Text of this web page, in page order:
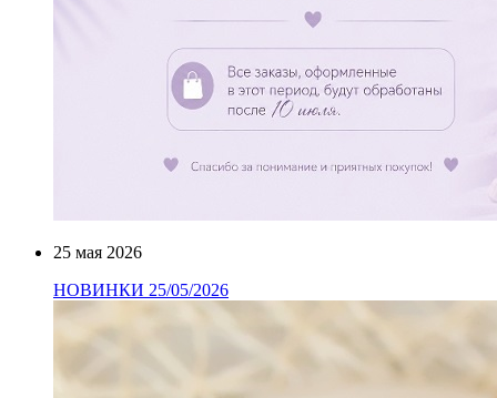
25 мая 2026
НОВИНКИ 25/05/2026